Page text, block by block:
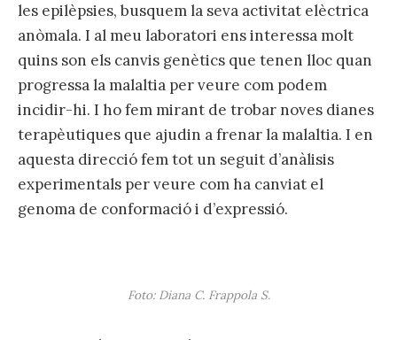
les epilèpsies, busquem la seva activitat elèctrica
anòmala. I al meu laboratori ens interessa molt
quins son els canvis genètics que tenen lloc quan
progressa la malaltia per veure com podem
incidir-hi. I ho fem mirant de trobar noves dianes
terapèutiques que ajudin a frenar la malaltia. I en
aquesta direcció fem tot un seguit d’anàlisis
experimentals per veure com ha canviat el
genoma de conformació i d’expressió.
Foto: Diana C. Frappola S.